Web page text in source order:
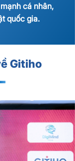
cá nhân,
quốc gia.
Gitiho